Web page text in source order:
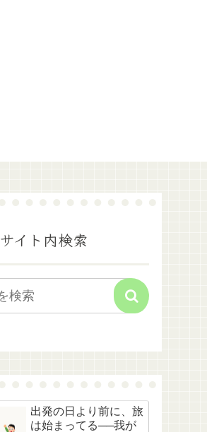
サイト内検索
出発の日より前に、旅
は始まってる──我が